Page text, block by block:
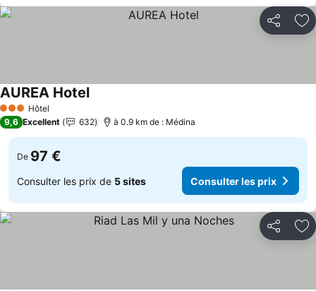
Partager
3 ÉtoilesHôtel
AUREA HotelConsulter les prix
9,6 Excellent 632 à 0.9 km de : Médina
De 97 €
Consulter les prix de 5 sites Consulter les prix
Partager